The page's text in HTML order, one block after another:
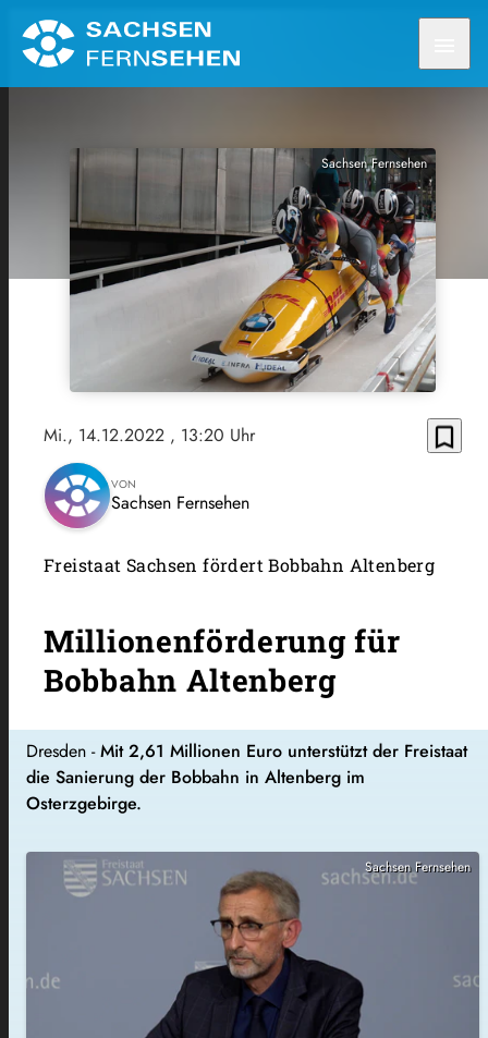
Sachsen Fernsehen
Mi., 14.12.2022 , 13:20 Uhr bookmark_border
VON
Sachsen Fernsehen
Freistaat Sachsen fördert Bobbahn Altenberg
Millionenförderung für
Bobbahn Altenberg
Dresden -Mit 2,61 Millionen Euro unterstützt der Freistaat
die Sanierung der Bobbahn in Altenberg im
Osterzgebirge.
Sachsen Fernsehen